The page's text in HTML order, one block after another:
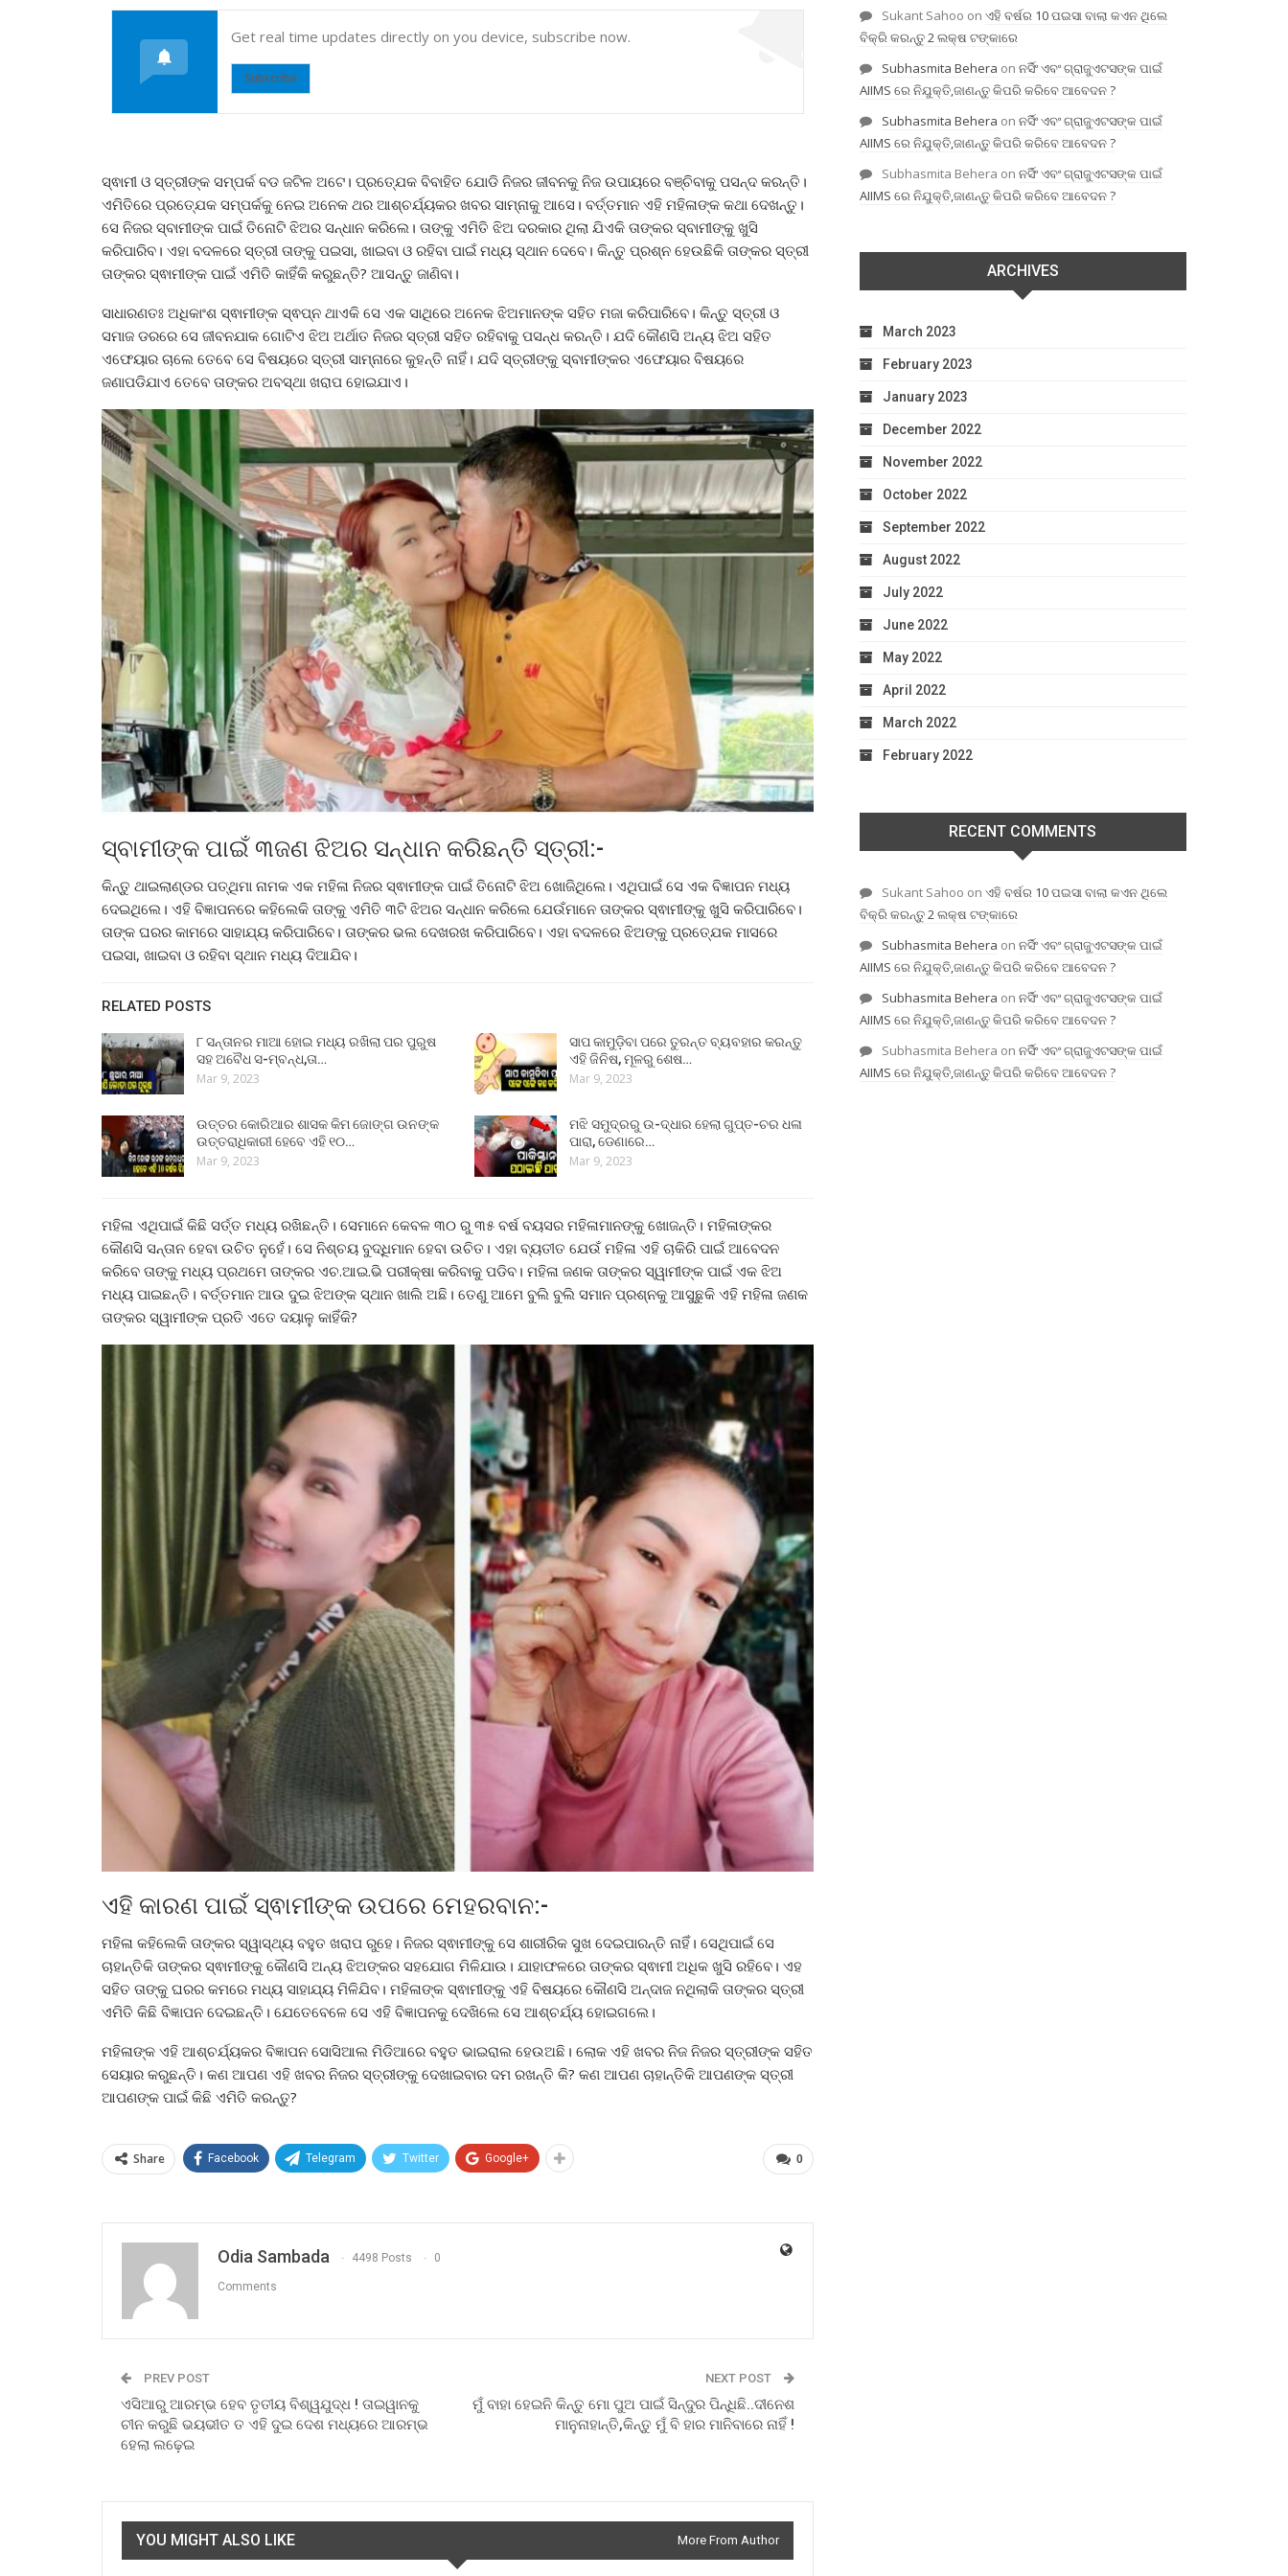
Get real time updates directly on you device, subscribe now.
Subscribe
ସ୍ଵାମୀ ଓ ସ୍ତ୍ରୀଙ୍କ ସମ୍ପର୍କ ବଡ ଜଟିଳ ଅଟେ। ପ୍ରତ୍ଯେକ ବିବାହିତ ଯୋଡି ନିଜର ଜୀବନକୁ ନିଜ ଉପାୟରେ ବଞ୍ଚିବାକୁ ପସନ୍ଦ କରନ୍ତି।
ଏମିତିରେ ପ୍ରତ୍ଯେକ ସମ୍ପର୍କକୁ ନେଇ ଅନେକ ଥର ଆଶ୍ଚର୍ଯ୍ୟକର ଖବର ସାମ୍ନାକୁ ଆସେ। ବର୍ତ୍ତମାନ ଏହି ମହିଳାଙ୍କ କଥା ଦେଖନ୍ତୁ।
ସେ ନିଜର ସ୍ବାମୀଙ୍କ ପାଇଁ ତିନୋଟି ଝିଅର ସନ୍ଧାନ କରିଲେ। ତାଙ୍କୁ ଏମିତି ଝିଅ ଦରକାର ଥିଲା ଯିଏକି ତାଙ୍କର ସ୍ବାମୀଙ୍କୁ ଖୁସି
କରିପାରିବ। ଏହା ବଦଳରେ ସ୍ତ୍ରୀ ତାଙ୍କୁ ପଇସା, ଖାଇବା ଓ ରହିବା ପାଇଁ ମଧ୍ୟ ସ୍ଥାନ ଦେବେ। କିନ୍ତୁ ପ୍ରଶ୍ନ ହେଉଛିକି ତାଙ୍କର ସ୍ତ୍ରୀ
ତାଙ୍କର ସ୍ଵାମୀଙ୍କ ପାଇଁ ଏମିତି କାହିଁକି କରୁଛନ୍ତି? ଆସନ୍ତୁ ଜାଣିବା।
ସାଧାରଣତଃ ଅଧିକାଂଶ ସ୍ଵାମୀଙ୍କ ସ୍ଵପ୍ନ ଥାଏକି ସେ ଏକ ସାଥିରେ ଅନେକ ଝିଅମାନଙ୍କ ସହିତ ମଜା କରିପାରିବେ। କିନ୍ତୁ ସ୍ତ୍ରୀ ଓ
ସମାଜ ଡରରେ ସେ ଜୀବନଯାକ ଗୋଟିଏ ଝିଅ ଅର୍ଥାତ ନିଜର ସ୍ତ୍ରୀ ସହିତ ରହିବାକୁ ପସନ୍ଧ କରନ୍ତି। ଯଦି କୌଣସି ଅନ୍ୟ ଝିଅ ସହିତ
ଏଫେୟାର ଚାଲେ ତେବେ ସେ ବିଷୟରେ ସ୍ତ୍ରୀ ସାମ୍ନାରେ କୁହନ୍ତି ନାହିଁ। ଯଦି ସ୍ତ୍ରୀଙ୍କୁ ସ୍ବାମୀଙ୍କର ଏଫେୟାର ବିଷୟରେ
ଜଣାପଡିଯାଏ ତେବେ ତାଙ୍କର ଅବସ୍ଥା ଖରାପ ହୋଇଯାଏ।
ସ୍ବାମୀଙ୍କ ପାଇଁ ୩ଜଣ ଝିଅର ସନ୍ଧାନ କରିଛନ୍ତି ସ୍ତ୍ରୀ:-
କିନ୍ତୁ ଥାଇଲାଣ୍ଡର ପତ୍ଥିମା ନାମକ ଏକ ମହିଳା ନିଜର ସ୍ଵାମୀଙ୍କ ପାଇଁ ତିନୋଟି ଝିଅ ଖୋଜିଥିଲେ। ଏଥିପାଇଁ ସେ ଏକ ବିଜ୍ଞାପନ ମଧ୍ୟ
ଦେଇଥିଲେ। ଏହି ବିଜ୍ଞାପନରେ କହିଲେକି ତାଙ୍କୁ ଏମିତି ୩ଟି ଝିଅର ସନ୍ଧାନ କରିଲେ ଯେଉଁମାନେ ତାଙ୍କର ସ୍ଵାମୀଙ୍କୁ ଖୁସି କରିପାରିବେ।
ତାଙ୍କ ଘରର କାମରେ ସାହାଯ୍ୟ କରିପାରିବେ। ତାଙ୍କର ଭଲ ଦେଖରଖ କରିପାରିବେ। ଏହା ବଦଳରେ ଝିଅଙ୍କୁ ପ୍ରତ୍ଯେକ ମାସରେ
ପଇସା, ଖାଇବା ଓ ରହିବା ସ୍ଥାନ ମଧ୍ୟ ଦିଆଯିବ।
RELATED POSTS
୮ ସନ୍ତାନର ମାଆ ହୋଇ ମଧ୍ୟ ରଖିଲା ପର ପୁରୁଷ
ସହ ଅବୈଧ ସ-ମ୍ବନ୍ଧ,ତା…
Mar 9, 2023
ସାପ କାମୁଡ଼ିବା ପରେ ତୁରନ୍ତ ବ୍ୟବହାର କରନ୍ତୁ
ଏହି ଜିନିଷ, ମୂଳରୁ ଶେଷ…
Mar 9, 2023
ଉତ୍ତର କୋରିଆର ଶାସକ କିମ ଜୋଙ୍ଗ ଉନଙ୍କ
ଉତ୍ତରାଧିକାରୀ ହେବେ ଏହି ୧୦…
Mar 9, 2023
ମଝି ସମୁଦ୍ରରୁ ଉ-ଦ୍ଧାର ହେଲା ଗୁପ୍ତ-ଚର ଧଳା
ପାରା, ଡେଣାରେ…
Mar 9, 2023
ମହିଳା ଏଥିପାଇଁ କିଛି ସର୍ତ୍ତ ମଧ୍ୟ ରଖିଛନ୍ତି। ସେମାନେ କେବଳ ୩୦ ରୁ ୩୫ ବର୍ଷ ବୟସର ମହିଳାମାନଙ୍କୁ ଖୋଜନ୍ତି। ମହିଳାଙ୍କର
କୌଣସି ସନ୍ତାନ ହେବା ଉଚିତ ନୁହେଁ। ସେ ନିଶ୍ଚୟ ବୁଦ୍ଧିମାନ ହେବା ଉଚିତ। ଏହା ବ୍ୟତୀତ ଯେଉଁ ମହିଳା ଏହି ଚାକିରି ପାଇଁ ଆବେଦନ
କରିବେ ତାଙ୍କୁ ମଧ୍ୟ ପ୍ରଥମେ ତାଙ୍କର ଏଚ.ଆଇ.ଭି ପରୀକ୍ଷା କରିବାକୁ ପଡିବ। ମହିଳା ଜଣକ ତାଙ୍କର ସ୍ୱାମୀଙ୍କ ପାଇଁ ଏକ ଝିଅ
ମଧ୍ୟ ପାଇଛନ୍ତି। ବର୍ତ୍ତମାନ ଆଉ ଦୁଇ ଝିଅଙ୍କ ସ୍ଥାନ ଖାଲି ଅଛି। ତେଣୁ ଆମେ ବୁଲି ବୁଲି ସମାନ ପ୍ରଶ୍ନକୁ ଆସୁଛୁକି ଏହି ମହିଳା ଜଣକ
ତାଙ୍କର ସ୍ୱାମୀଙ୍କ ପ୍ରତି ଏତେ ଦୟାଳୁ କାହିଁକି?
ଏହି କାରଣ ପାଇଁ ସ୍ଵାମୀଙ୍କ ଉପରେ ମେହରବାନ:-
ମହିଳା କହିଲେକି ତାଙ୍କର ସ୍ୱାସ୍ଥ୍ୟ ବହୁତ ଖରାପ ରୁହେ। ନିଜର ସ୍ଵାମୀଙ୍କୁ ସେ ଶାରୀରିକ ସୁଖ ଦେଇପାରନ୍ତି ନାହିଁ। ସେଥିପାଇଁ ସେ
ଚାହାନ୍ତିକି ତାଙ୍କର ସ୍ଵାମୀଙ୍କୁ କୌଣସି ଅନ୍ୟ ଝିଅଙ୍କର ସହଯୋଗ ମିଳିଯାଉ। ଯାହାଫଳରେ ତାଙ୍କର ସ୍ଵାମୀ ଅଧିକ ଖୁସି ରହିବେ। ଏହ
ସହିତ ତାଙ୍କୁ ଘରର କମରେ ମଧ୍ୟ ସାହାଯ୍ୟ ମିଳିଯିବ। ମହିଳାଙ୍କ ସ୍ଵାମୀଙ୍କୁ ଏହି ବିଷୟରେ କୌଣସି ଅନ୍ଦାଜ ନଥିଲାକି ତାଙ୍କର ସ୍ତ୍ରୀ
ଏମିତି କିଛି ବିଜ୍ଞାପନ ଦେଇଛନ୍ତି। ଯେତେବେଳେ ସେ ଏହି ବିଜ୍ଞାପନକୁ ଦେଖିଲେ ସେ ଆଶ୍ଚର୍ଯ୍ୟ ହୋଇଗଲେ।
ମହିଳାଙ୍କ ଏହି ଆଶ୍ଚର୍ଯ୍ୟକର ବିଜ୍ଞାପନ ସୋସିଆଲ ମିଡିଆରେ ବହୁତ ଭାଇରାଲ ହେଉଅଛି। ଲୋକ ଏହି ଖବର ନିଜ ନିଜର ସ୍ତ୍ରୀଙ୍କ ସହିତ
ସେୟାର କରୁଛନ୍ତି। କଣ ଆପଣ ଏହି ଖବର ନିଜର ସ୍ତ୍ରୀଙ୍କୁ ଦେଖାଇବାର ଦମ ରଖନ୍ତି କି? କଣ ଆପଣ ଚାହାନ୍ତିକି ଆପଣଙ୍କ ସ୍ତ୍ରୀ
ଆପଣଙ୍କ ପାଇଁ କିଛି ଏମିତି କରନ୍ତୁ?
0
Share Facebook Telegram Twitter Google+
Odia Sambada 4498 Posts 0
Comments
PREV POST
ଏସିଆରୁ ଆରମ୍ଭ ହେବ ତୃତୀୟ ବିଶ୍ୱଯୁଦ୍ଧ ! ତାଇୱାନକୁ
ଚୀନ କରୁଛି ଭୟଭୀତ ତ ଏହି ଦୁଇ ଦେଶ ମଧ୍ୟରେ ଆରମ୍ଭ
ହେଲା ଲଢ଼େଇ
NEXT POST
ମୁଁ ବାହା ହେଇନି କିନ୍ତୁ ମୋ ପୁଅ ପାଇଁ ସିନ୍ଦୁର ପିନ୍ଧିଛି..ଦୀନେଶ
ମାନୁନାହାନ୍ତି,କିନ୍ତୁ ମୁଁ ବି ହାର ମାନିବାରେ ନାହିଁ !
YOU MIGHT ALSO LIKE More From Author
Sukant Sahoo on ଏହି ବର୍ଷର 10 ପଇସା ବାଲା କଏନ ଥିଲେ
ବିକ୍ରି କରନ୍ତୁ 2 ଲକ୍ଷ ଟଙ୍କାରେ
Subhasmita Behera on ନର୍ସିଂ ଏବଂ ଗ୍ରାଜୁଏଟସଙ୍କ ପାଇଁ
AIIMS ରେ ନିଯୁକ୍ତି,ଜାଣନ୍ତୁ କିପରି କରିବେ ଆବେଦନ ?
Subhasmita Behera on ନର୍ସିଂ ଏବଂ ଗ୍ରାଜୁଏଟସଙ୍କ ପାଇଁ
AIIMS ରେ ନିଯୁକ୍ତି,ଜାଣନ୍ତୁ କିପରି କରିବେ ଆବେଦନ ?
Subhasmita Behera on ନର୍ସିଂ ଏବଂ ଗ୍ରାଜୁଏଟସଙ୍କ ପାଇଁ
AIIMS ରେ ନିଯୁକ୍ତି,ଜାଣନ୍ତୁ କିପରି କରିବେ ଆବେଦନ ?
ARCHIVES
March 2023
February 2023
January 2023
December 2022
November 2022
October 2022
September 2022
August 2022
July 2022
June 2022
May 2022
April 2022
March 2022
February 2022
RECENT COMMENTS
Sukant Sahoo on ଏହି ବର୍ଷର 10 ପଇସା ବାଲା କଏନ ଥିଲେ
ବିକ୍ରି କରନ୍ତୁ 2 ଲକ୍ଷ ଟଙ୍କାରେ
Subhasmita Behera on ନର୍ସିଂ ଏବଂ ଗ୍ରାଜୁଏଟସଙ୍କ ପାଇଁ
AIIMS ରେ ନିଯୁକ୍ତି,ଜାଣନ୍ତୁ କିପରି କରିବେ ଆବେଦନ ?
Subhasmita Behera on ନର୍ସିଂ ଏବଂ ଗ୍ରାଜୁଏଟସଙ୍କ ପାଇଁ
AIIMS ରେ ନିଯୁକ୍ତି,ଜାଣନ୍ତୁ କିପରି କରିବେ ଆବେଦନ ?
Subhasmita Behera on ନର୍ସିଂ ଏବଂ ଗ୍ରାଜୁଏଟସଙ୍କ ପାଇଁ
AIIMS ରେ ନିଯୁକ୍ତି,ଜାଣନ୍ତୁ କିପରି କରିବେ ଆବେଦନ ?